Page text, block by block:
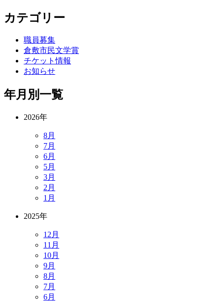
カテゴリー
職員募集
倉敷市民文学賞
チケット情報
お知らせ
年月別一覧
2026年
8月
7月
6月
5月
3月
2月
1月
2025年
12月
11月
10月
9月
8月
7月
6月